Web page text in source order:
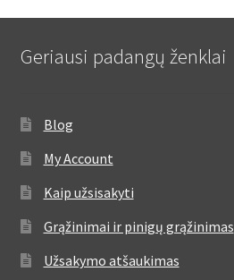
Geriausi padangų ženklai
Blog
My Account
Kaip užsisakyti
Grąžinimai ir pinigų grąžinimas
Užsakymo atšaukimas